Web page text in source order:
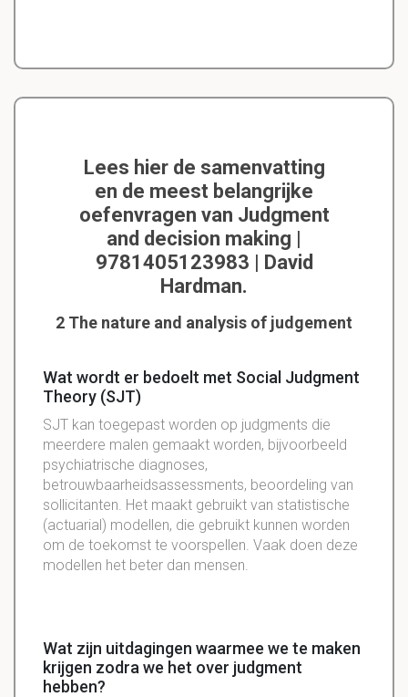
Lees hier de samenvatting
en de meest belangrijke
oefenvragen van Judgment
and decision making |
9781405123983 | David
Hardman.
2 The nature and analysis of judgement
Wat wordt er bedoelt met Social Judgment
Theory (SJT)
SJT kan toegepast worden op judgments die
meerdere malen gemaakt worden, bijvoorbeeld
psychiatrische diagnoses,
betrouwbaarheidsassessments, beoordeling van
sollicitanten. Het maakt gebruikt van statistische
(actuarial) modellen, die gebruikt kunnen worden
om de toekomst te voorspellen. Vaak doen deze
modellen het beter dan mensen.
Wat zijn uitdagingen waarmee we te maken
krijgen zodra we het over judgment
hebben?